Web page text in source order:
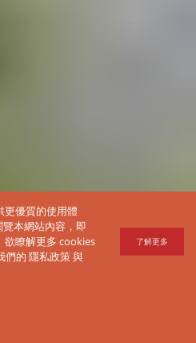
更優質的使用體
本網站內容，即
欲瞭解更多 cookies
們的 隱私政策與
了解更多